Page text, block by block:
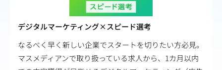
デジタルマーケティング×スピード選考
なるべく早く新しい企業でスタートを切りたい方必見。
マスメディアンで取り扱っている求人から、1カ月以内